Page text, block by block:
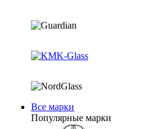
Все марки
Популярные марки